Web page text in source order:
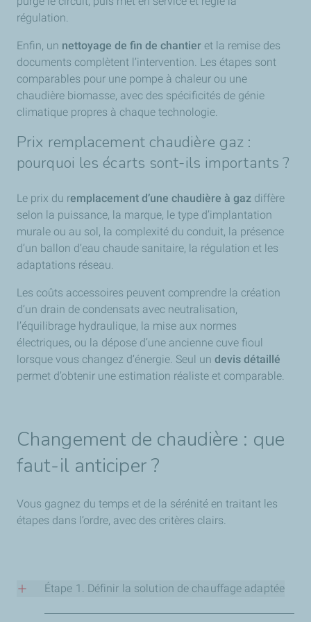
régulation.
Enfin, un nettoyage de fin de chantier et la remise des
documents complètent l’intervention. Les étapes sont
comparables pour une pompe à chaleur ou une
chaudière biomasse, avec des spécificités de génie
climatique propres à chaque technologie.
Prix remplacement chaudière gaz :
pourquoi les écarts sont-ils importants ?
Le prix du remplacement d’une chaudière à gaz diffère
selon la puissance, la marque, le type d’implantation
murale ou au sol, la complexité du conduit, la présence
d’un ballon d’eau chaude sanitaire, la régulation et les
adaptations réseau.
Les coûts accessoires peuvent comprendre la création
d’un drain de condensats avec neutralisation,
l’équilibrage hydraulique, la mise aux normes
électriques, ou la dépose d’une ancienne cuve fioul
lorsque vous changez d’énergie. Seul un devis détaillé
permet d’obtenir une estimation réaliste et comparable.
Changement de chaudière : que
faut-il anticiper ?
Vous gagnez du temps et de la sérénité en traitant les
étapes dans l’ordre, avec des critères clairs.
Étape 1. Définir la solution de chauffage adaptée
Commencez parcaractériser le logement: niveau